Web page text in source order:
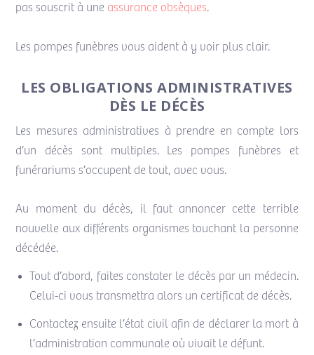
pas souscrit à une assurance obsèques.
Les pompes funèbres vous aident à y voir plus clair.
LES OBLIGATIONS ADMINISTRATIVES
DÈS LE DÉCÈS
Les mesures administratives à prendre en compte lors
d’un décès sont multiples. Les pompes funèbres et
funérariums s’occupent de tout, avec vous.
Au moment du décès, il faut annoncer cette terrible
nouvelle aux différents organismes touchant la personne
décédée.
Tout d’abord, faites constater le décès par un médecin.
Celui-ci vous transmettra alors un certificat de décès.
Contactez ensuite l’état civil afin de déclarer la mort à
l’administration communale où vivait le défunt.